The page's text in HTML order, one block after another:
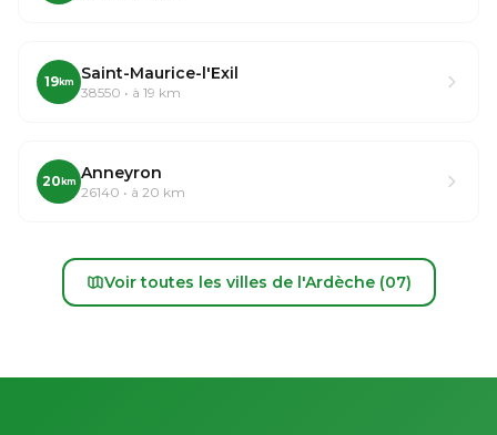
19km Saint-Maurice-l'Exil
38550 • à 19 km
20 km Anneyron
26140 • à 20 km
Voir toutes les villes de l'Ardèche (07)